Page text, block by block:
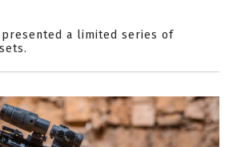
presented a limited series of